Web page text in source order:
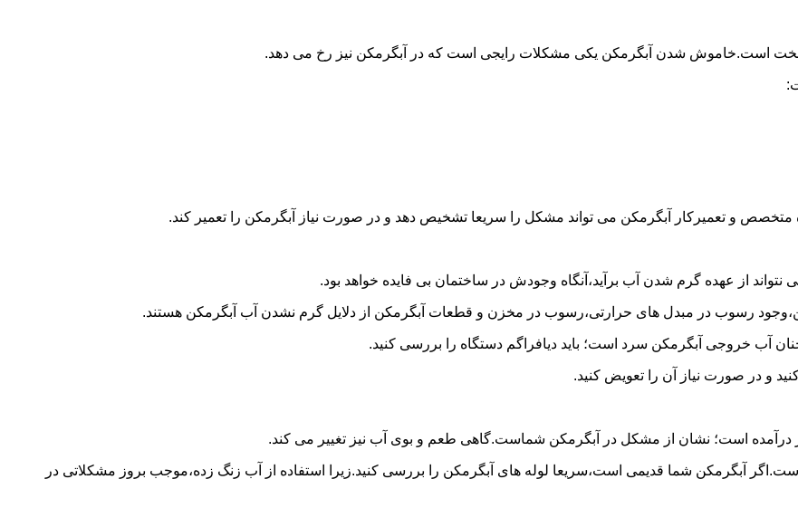
است.خاموش شدن آبگرمکن یکی مشکلات رایجی است که در آبگرمکن نیز رخ می دهد.
متخصص و تعمیرکار آبگرمکن می تواند مشکل را سریعا تشخیص دهد و در صورت نیاز آبگرمکن را تعمیر کند.
از عهده گرم شدن آب برآید،آنگاه وجودش در ساختمان بی فایده خواهد بود.
رسوب در مبدل های حرارتی،رسوب در مخزن و قطعات آبگرمکن از دلایل گرم نشدن آب آبگرمکن هستند.
آب خروجی آبگرمکن سرد است؛ باید دیافراگم دستگاه را بررسی کنید.
و در صورت نیاز آن را تعویض کنید.
درآمده است؛ نشان از مشکل در آبگرمکن شماست.گاهی طعم و بوی آب نیز تغییر می کند.
آبگرمکن شما قدیمی است،سریعا لوله های آبگرمکن را بررسی کنید.زیرا استفاده از آب زنگ زده،موجب بروز مشکلاتی در